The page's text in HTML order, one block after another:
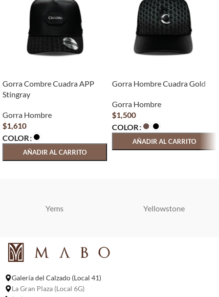
Gorra Combre Cuadra APP
Stingray
Gorra Hombre
$1,610
COLOR
AÑADIR AL CARRITO
Gorra Hombre Cuadra Gold
Gorra Hombre
$1,500
COLOR
AÑADIR AL CARRITO
Yems Yellowstone
Galería del Calzado (Local 41)
La Gran Plaza (Local 6G)